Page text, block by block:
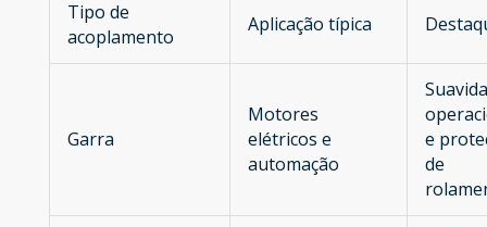
Tipo de
acoplamento
Aplicação típica
Garra
Motores
elétricos e
automação
e
de